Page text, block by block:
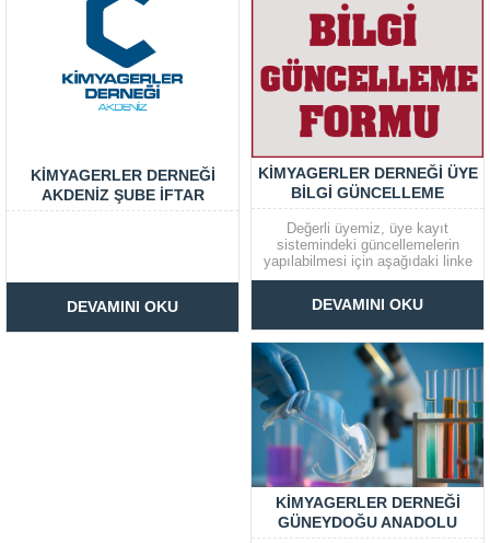
KIMYAGERLER DERNEĞI
AKDENIZ ŞUBE İFTAR
DAVETI 2019
DEVAMINI OKU
KIMYAGERLER DERNEĞI ÜYE
BILGI GÜNCELLEME
DUYURUSU
Değerli üyemiz, üye kayıt
sistemindeki güncellemelerin
yapılabilmesi için aşağıdaki linke
tıklayarak formu doldurmanız
konuda göstermiş olduğunuz ilgi
ve yardımlarınızdan dolayı
şimdiden çok teşekkür ederiz.
Forma Git
DEVAMINI OKU
KIMYAGERLER DERNEĞI
GÜNEYDOĞU ANADOLU